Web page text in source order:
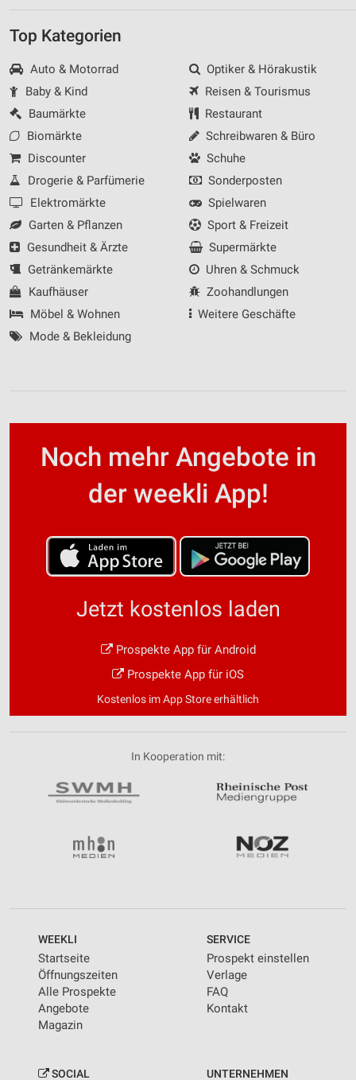
Top Kategorien
Auto & Motorrad
Baby & Kind
Baumärkte
Biomärkte
Discounter
Drogerie & Parfümerie
Elektromärkte
Garten & Pflanzen
Gesundheit & Ärzte
Getränkemärkte
Kaufhäuser
Möbel & Wohnen
Mode & Bekleidung
Optiker & Hörakustik
Reisen & Tourismus
Restaurant
Schreibwaren & Büro
Schuhe
Sonderposten
Spielwaren
Sport & Freizeit
Supermärkte
Uhren & Schmuck
Zoohandlungen
Weitere Geschäfte
Noch mehr Angebote in
der weekli App!
Jetzt kostenlos laden
Prospekte App für Android
Prospekte App für iOS
Kostenlos im App Store erhältlich
In Kooperation mit:
WEEKLI
Startseite
Öffnungszeiten
Alle Prospekte
Angebote
Magazin
SERVICE
Prospekt einstellen
Verlage
FAQ
Kontakt
SOCIAL UNTERNEHMEN